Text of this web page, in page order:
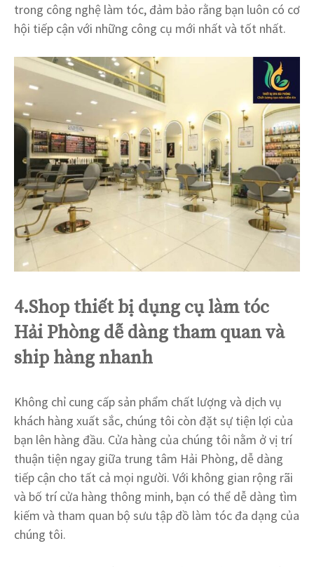
trong công nghệ làm tóc, đảm bảo rằng bạn luôn có cơ
hội tiếp cận với những công cụ mới nhất và tốt nhất.
4.Shop thiết bị dụng cụ làm tóc
Hải Phòng dễ dàng tham quan và
ship hàng nhanh
Không chỉ cung cấp sản phẩm chất lượng và dịch vụ
khách hàng xuất sắc, chúng tôi còn đặt sự tiện lợi của
bạn lên hàng đầu. Cửa hàng của chúng tôi nằm ở vị trí
thuận tiện ngay giữa trung tâm Hải Phòng, dễ dàng
tiếp cận cho tất cả mọi người. Với không gian rộng rãi
và bố trí cửa hàng thông minh, bạn có thể dễ dàng tìm
kiếm và tham quan bộ sưu tập đồ làm tóc đa dạng của
chúng tôi.